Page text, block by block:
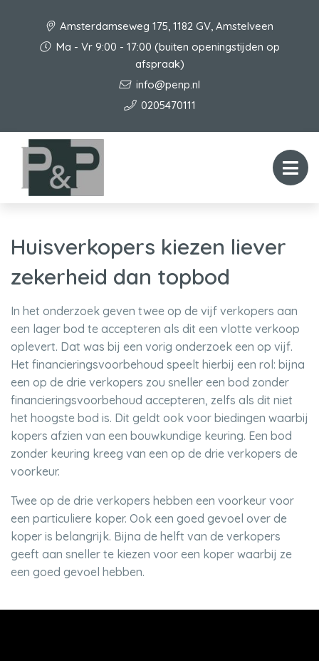
Amsterdamseweg 175, 1182 GV, Amstelveen
Ma - Vr 9:00 - 17:00 (buiten openingstijden op
afspraak)
info@penp.nl
0205470111
Huisverkopers kiezen liever
zekerheid dan topbod
In het onderzoek geven twee op de vijf verkopers aan
een lager bod te accepteren als dit een vlotte verkoop
oplevert. Dat was bij een vorig onderzoek een op vijf.
Het financieringsvoorbehoud speelt hierbij een rol: bijna
een op de drie verkopers zou sneller een bod zonder
financieringsvoorbehoud accepteren, zelfs als dit niet
het hoogste bod is. Dit geldt ook voor biedingen waarbij
kopers afzien van een bouwkundige keuring. Een bod
zonder keuring kreeg van een op de drie verkopers de
voorkeur.
Twee op de drie verkopers hebben een voorkeur voor
een particuliere koper. Ook een goed gevoel over de
koper is belangrijk. Bijna de helft van de verkopers
geeft aan sneller te kiezen voor een koper waarbij ze
een goed gevoel hebben.